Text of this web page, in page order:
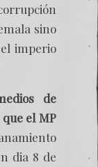
sino
imperio
de
el MP
dia 8 de